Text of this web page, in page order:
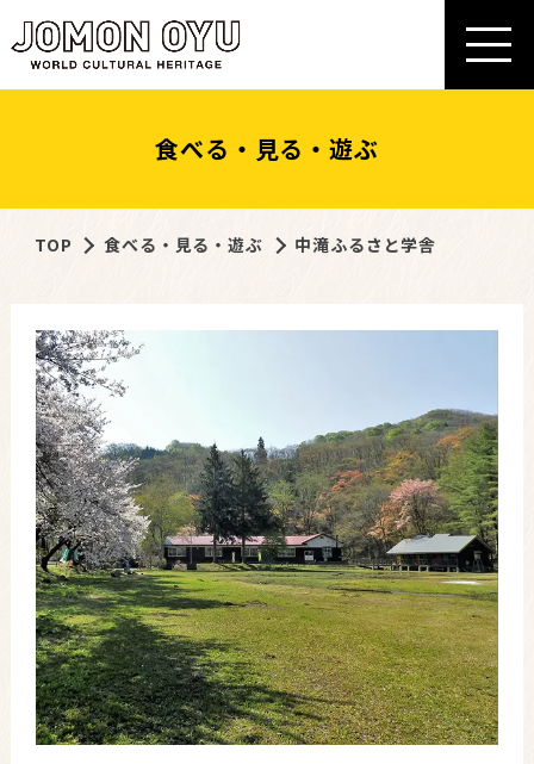
食べる・見る・遊ぶ
TOP 食べる・見る・遊ぶ 中滝ふるさと学舎